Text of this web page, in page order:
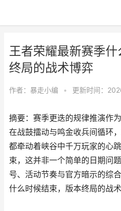
王者荣耀最新赛季
终局的战术博弈
作者： 暴走小编 • 更新时间：
摘要：赛季更迭的规律推演作
在战鼓擂动与鸣金收兵间循环
都牵动着峡谷中千万玩家的心
束，这并非一个简单的日期问
号、活动节奏与官方暗示的综
什么时候结束，版本终局的战